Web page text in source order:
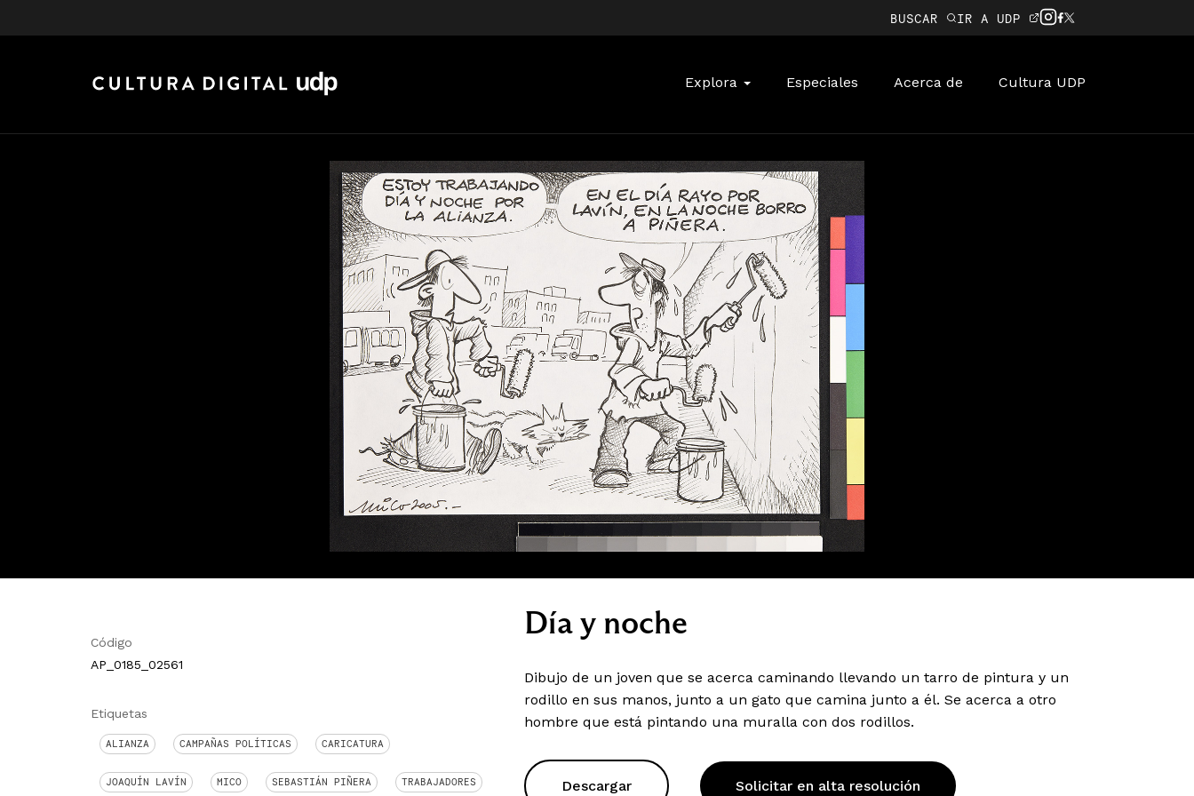
BUSCAR IR A UDP
Explora Especiales Acerca de Cultura UDP
Código
AP_0185_02561
Etiquetas
ALIANZA CAMPAÑAS POLÍTICAS CARICATURA
JOAQUÍN LAVÍN MICO SEBASTIÁN PIÑERA TRABAJADORES
Día y noche
Dibujo de un joven que se acerca caminando llevando un tarro de pintura y un
rodillo en sus manos, junto a un gato que camina junto a él. Se acerca a otro
hombre que está pintando una muralla con dos rodillos.
Descargar Solicitar en alta resolución